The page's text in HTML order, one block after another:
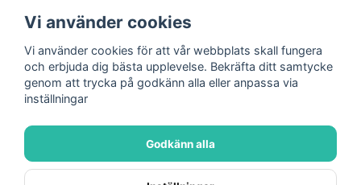
Om oss
Köpvillkor
Cookies
Integritetspolicy
Returer
Integritetspolicy
Vi använder cookies
Vi använder cookies för att vår webbplats skall fungera
och erbjuda dig bästa upplevelse. Bekräfta ditt samtycke
genom att trycka på godkänn alla eller anpassa via
inställningar
Godkänn alla